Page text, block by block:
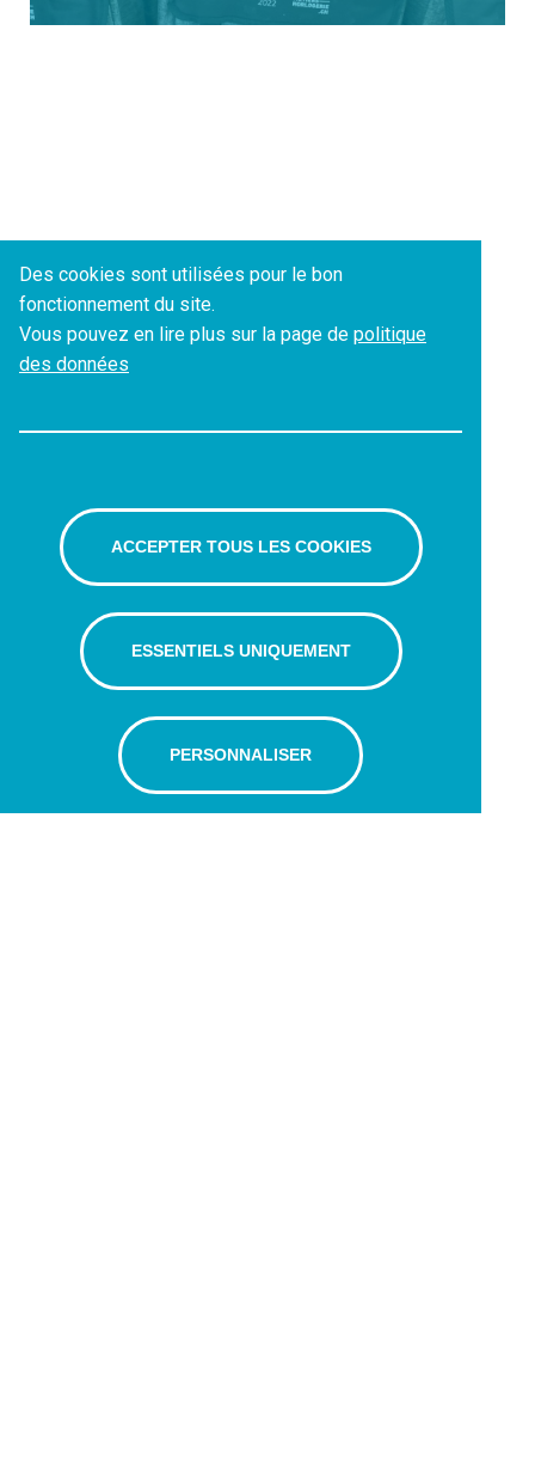
Des cookies sont utilisées pour le bon
fonctionnement du site.
Vous pouvez en lire plus sur la page de politique
des données
ACCEPTER TOUS LES COOKIES
ESSENTIELS UNIQUEMENT
PERSONNALISER